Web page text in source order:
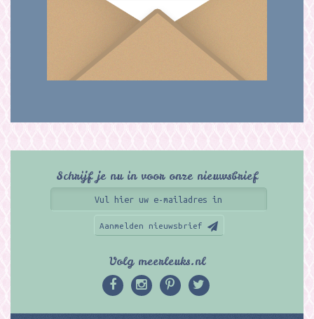
Schrijf je nu in voor onze nieuwsbrief
Aanmelden nieuwsbrief
Volg meerleuks.nl